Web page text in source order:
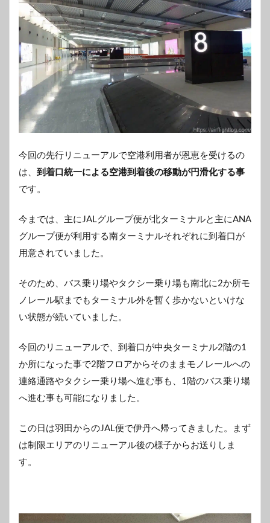
今回の先行リニューアルで空港利用者が恩恵を受けるの
は、 到着口統一による空港到着後の移動が円滑化する事
です。
今までは、主にJALグループ便が北ターミナルと主にANA
グループ便が利用する南ターミナルそれぞれに到着口が
用意されていました。
そのため、バス乗り場やタクシー乗り場も南北に2か所モ
ノレール駅までもターミナル外を暫く歩かないといけな
い状態が続いていました。
今回のリニューアルで、到着口が中央ターミナル2階の1
か所になった事で2階フロアからそのままモノレールへの
連絡通路やタクシー乗り場へ進む事も、1階のバス乗り場
へ進む事も可能になりました。
この日は羽田からのJAL便で伊丹へ帰ってきました。まず
は制限エリアのリニューアル後の様子からお送りしま
す。